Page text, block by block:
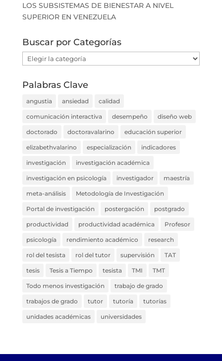
LOS SUBSISTEMAS DE BIENESTAR A NIVEL
SUPERIOR EN VENEZUELA
Buscar por Categorías
Buscar
por
Categorías
Palabras Clave
angustia ansiedad calidad
comunicación interactiva desempeño diseño web
doctorado doctoravalarino educación superior
elizabethvalarino especialización indicadores
investigación investigación académica
investigación en psicología investigador maestría
meta-análisis Metodología de Investigación
Portal de investigación postergación postgrado
productividad productividad académica Profesor
psicología rendimiento académico research
rol del tesista rol del tutor supervisión TAT
tesis Tesis a Tiempo tesista TMI TMT
Todo menos investigación trabajo de grado
trabajos de grado tutor tutoría tutorías
unidades académicas universidades